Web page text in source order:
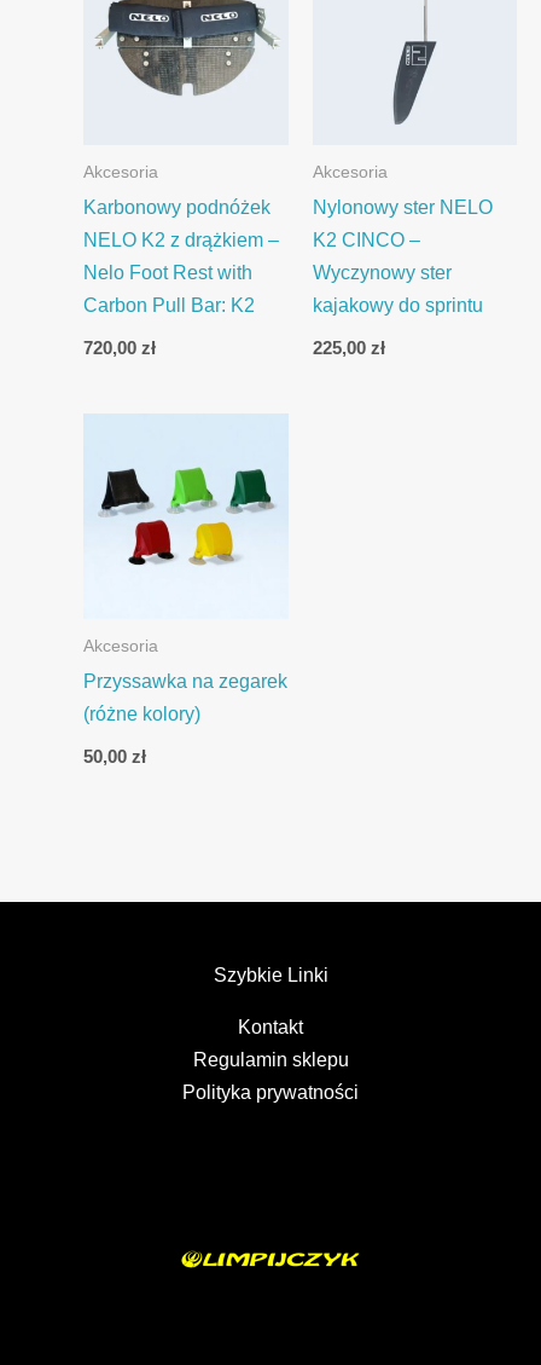
Akcesoria
Karbonowy podnóżek
NELO K2 z drążkiem –
Nelo Foot Rest with
Carbon Pull Bar: K2
720,00zł
Akcesoria
Nylonowy ster NELO
K2 CINCO –
Wyczynowy ster
kajakowy do sprintu
225,00 zł
Akcesoria
Przyssawka na zegarek
(różne kolory)
50,00zł
Szybkie Linki
Kontakt
Regulamin sklepu
Polityka prywatności